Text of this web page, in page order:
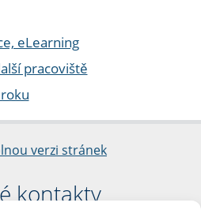
eLearning
pracoviště
verzi stránek
kontakty